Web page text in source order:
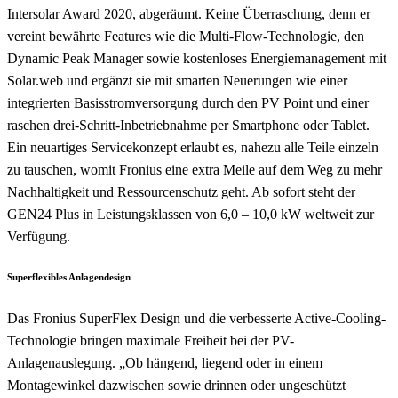
Intersolar Award 2020, abgeräumt. Keine Überraschung, denn er
vereint bewährte Features wie die Multi-Flow-Technologie, den
Dynamic Peak Manager sowie kostenloses Energiemanagement mit
Solar.web und ergänzt sie mit smarten Neuerungen wie einer
integrierten Basisstromversorgung durch den PV Point und einer
raschen drei-Schritt-Inbetriebnahme per Smartphone oder Tablet.
Ein neuartiges Servicekonzept erlaubt es, nahezu alle Teile einzeln
zu tauschen, womit Fronius eine extra Meile auf dem Weg zu mehr
Nachhaltigkeit und Ressourcenschutz geht. Ab sofort steht der
GEN24 Plus in Leistungsklassen von 6,0 – 10,0 kW weltweit zur
Verfügung.
Superflexibles Anlagendesign
Das Fronius SuperFlex Design und die verbesserte Active-Cooling-
Technologie bringen maximale Freiheit bei der PV-
Anlagenauslegung. „Ob hängend, liegend oder in einem
Montagewinkel dazwischen sowie drinnen oder ungeschützt